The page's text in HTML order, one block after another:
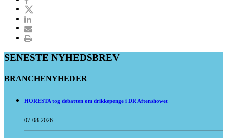
SENESTE NYHEDSBREV
BRANCHENYHEDER
HORESTA tog debatten om drikkepenge i DR Aftenshowet
07-08-2026